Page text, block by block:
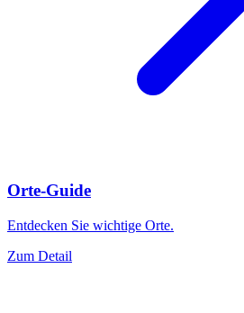
Orte-Guide
Entdecken Sie wichtige Orte.
Zum Detail